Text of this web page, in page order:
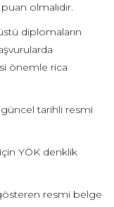
olmalıdır.
diplomaların
önemle rica
tarihli resmi
YÖK denklik
resmi belge